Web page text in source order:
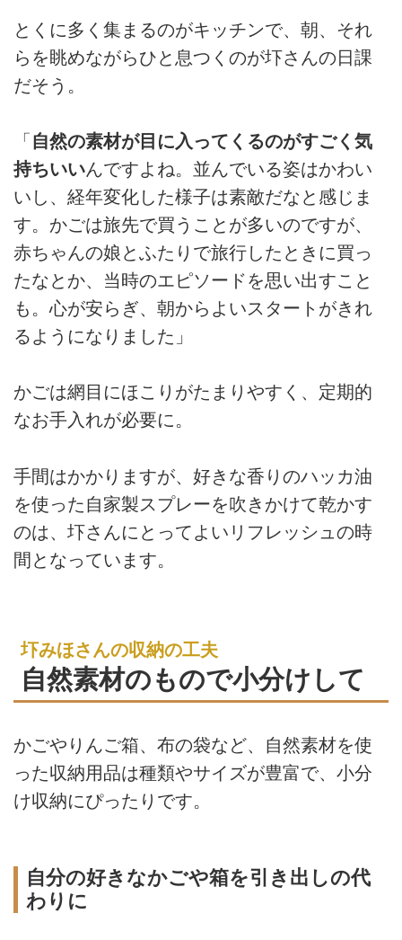
とくに多く集まるのがキッチンで、朝、それ
らを眺めながらひと息つくのが圷さんの日課
だそう。
「 自然の素材が目に入ってくるのがすごく気
持ちいいんですよね。並んでいる姿はかわい
いし、経年変化した様子は素敵だなと感じま
す。かごは旅先で買うことが多いのですが、
赤ちゃんの娘とふたりで旅行したときに買っ
たなとか、当時のエピソードを思い出すこと
も。心が安らぎ、朝からよいスタートがきれ
るようになりました」
かごは網目にほこりがたまりやすく、定期的
なお手入れが必要に。
手間はかかりますが、好きな香りのハッカ油
を使った自家製スプレーを吹きかけて乾かす
のは、圷さんにとってよいリフレッシュの時
間となっています。
圷みほさんの収納の工夫
自然素材のもので小分けして
かごやりんご箱、布の袋など、自然素材を使
った収納用品は種類やサイズが豊富で、小分
け収納にぴったりです。
自分の好きなかごや箱を引き出しの代
わりに